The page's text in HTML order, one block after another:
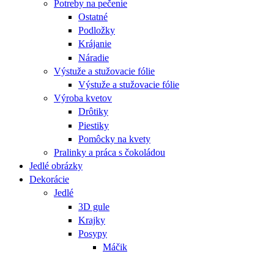
Potreby na pečenie
Ostatné
Podložky
Krájanie
Náradie
Výstuže a stužovacie fólie
Výstuže a stužovacie fólie
Výroba kvetov
Drôtiky
Piestiky
Pomôcky na kvety
Pralinky a práca s čokoládou
Jedlé obrázky
Dekorácie
Jedlé
3D gule
Krajky
Posypy
Máčik